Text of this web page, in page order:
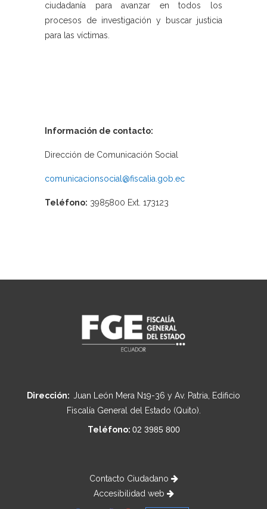
ciudadanía para avanzar en todos los
procesos de investigación y buscar justicia
para las víctimas.
Información de contacto:
Dirección de Comunicación Social
comunicacionsocial@fiscalia.gob.ec
Teléfono: 3985800 Ext. 173123
Dirección: Juan León Mera N19-36 y Av. Patria, Edificio
Fiscalía General del Estado (Quito).
Teléfono: 02 3985 800
Contacto Ciudadano
Accesibilidad web